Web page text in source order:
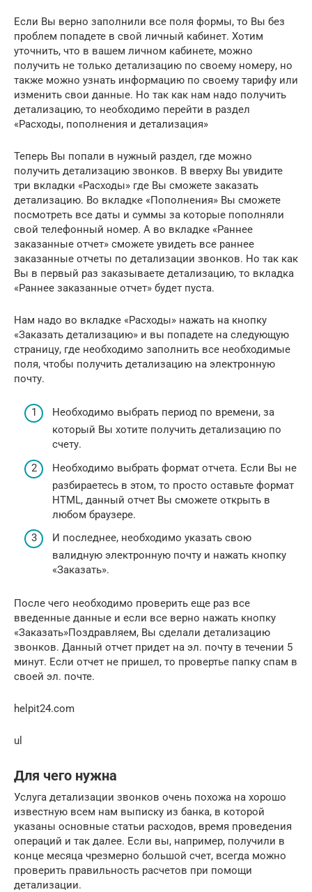
Если Вы верно заполнили все поля формы, то Вы без
проблем попадете в свой личный кабинет. Хотим
уточнить, что в вашем личном кабинете, можно
получить не только детализацию по своему номеру, но
также можно узнать информацию по своему тарифу или
изменить свои данные. Но так как нам надо получить
детализацию, то необходимо перейти в раздел
«Расходы, пополнения и детализация»
Теперь Вы попали в нужный раздел, где можно
получить детализацию звонков. В вверху Вы увидите
три вкладки «Расходы» где Вы сможете заказать
детализацию. Во вкладке «Пополнения» Вы сможете
посмотреть все даты и суммы за которые пополняли
свой телефонный номер. А во вкладке «Раннее
заказанные отчет» сможете увидеть все раннее
заказанные отчеты по детализации звонков. Но так как
Вы в первый раз заказываете детализацию, то вкладка
«Раннее заказанные отчет» будет пуста.
Нам надо во вкладке «Расходы» нажать на кнопку
«Заказать детализацию» и вы попадете на следующую
страницу, где необходимо заполнить все необходимые
поля, чтобы получить детализацию на электронную
почту.
Необходимо выбрать период по времени, за
который Вы хотите получить детализацию по
счету.
Необходимо выбрать формат отчета. Если Вы не
разбираетесь в этом, то просто оставьте формат
HTML, данный отчет Вы сможете открыть в
любом браузере.
И последнее, необходимо указать свою
валидную электронную почту и нажать кнопку
«Заказать».
После чего необходимо проверить еще раз все
введенные данные и если все верно нажать кнопку
«Заказать»Поздравляем, Вы сделали детализацию
звонков. Данный отчет придет на эл. почту в течении 5
минут. Если отчет не пришел, то провертье папку спам в
своей эл. почте.
helpit24.com
ul
Для чего нужна
Услуга детализации звонков очень похожа на хорошо
известную всем нам выписку из банка, в которой
указаны основные статьи расходов, время проведения
операций и так далее. Если вы, например, получили в
конце месяца чрезмерно большой счет, всегда можно
проверить правильность расчетов при помощи
детализации.